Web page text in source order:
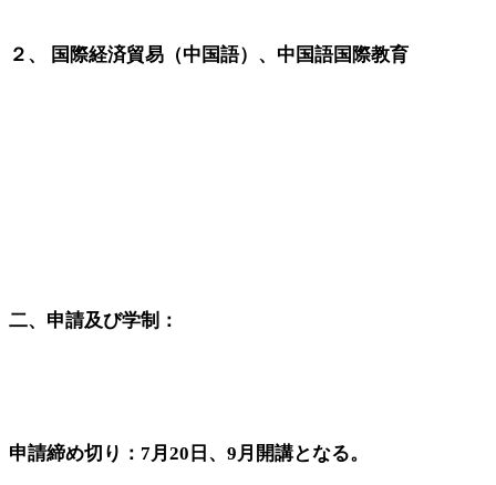
２、 国際経済貿易（中国語）、中国語国際教育
二、申請及び学制：
申請締め切り：7月20日、9月開講となる。